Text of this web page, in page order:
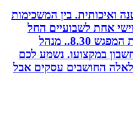
בין המשכימות
לשבועיים החל
משעה 8.00. שעת פתיחת המפגש 8.30.. מנהל
במקצועו. נשמע לכם
החושבים עסקים אבל